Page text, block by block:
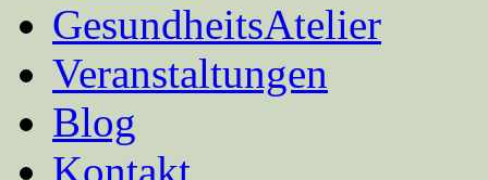
GesundheitsAtelier
Veranstaltungen
Blog